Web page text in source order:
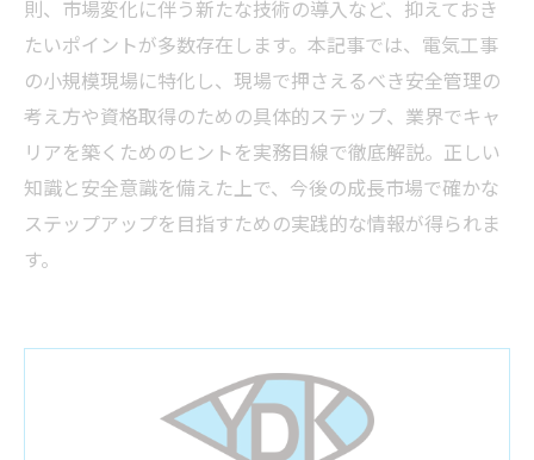
則、市場変化に伴う新たな技術の導入など、抑えておき
たいポイントが多数存在します。本記事では、電気工事
の小規模現場に特化し、現場で押さえるべき安全管理の
考え方や資格取得のための具体的ステップ、業界でキャ
リアを築くためのヒントを実務目線で徹底解説。正しい
知識と安全意識を備えた上で、今後の成長市場で確かな
ステップアップを目指すための実践的な情報が得られま
す。